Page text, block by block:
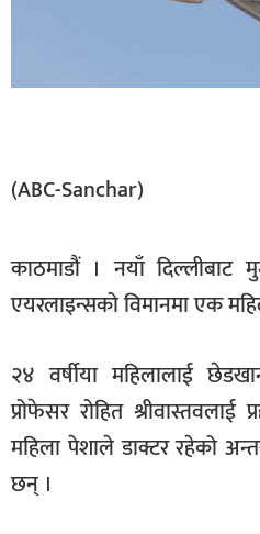
बिचार
जीवनशैली
साहित्य
सूचना-
प्रवधि
(ABC-Sanchar)
काठमाडौं । नयाँ दिल्लीबाट
एयरलाइन्सको विमानमा एक
२४ वर्षीया महिलालाई
प्रोफेसर रोहित
महिला पेशाले डाक्टर रहेको
छन् ।